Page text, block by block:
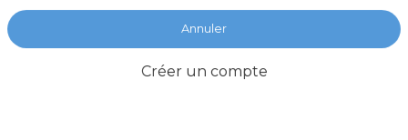
Annuler
Créer un compte